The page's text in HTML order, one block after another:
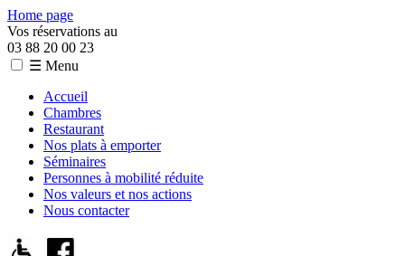
Home page
Vos réservations au
03 88 20 00 23
☰ Menu
Accueil
Chambres
Restaurant
Nos plats à emporter
Séminaires
Personnes à mobilité réduite
Nos valeurs et nos actions
Nous contacter